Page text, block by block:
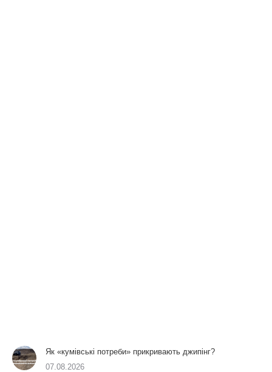
Як «кумівські потреби» прикривають джипінг?
07.08.2026